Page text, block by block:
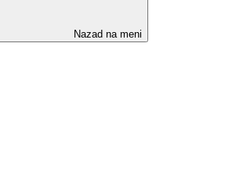
Nazad na meni